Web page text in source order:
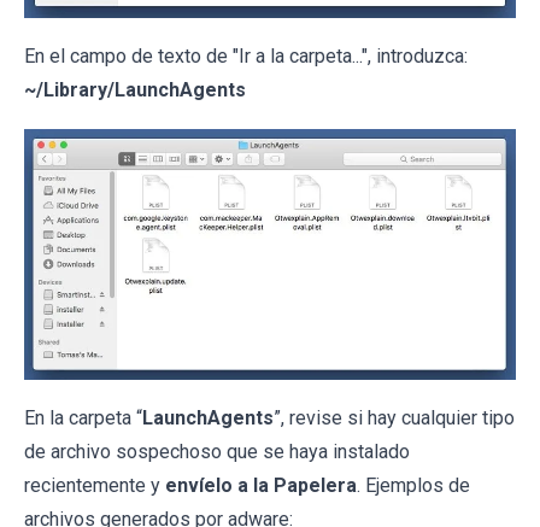
En el campo de texto de "Ir a la carpeta...", introduzca:
~/Library/LaunchAgents
En la carpeta “LaunchAgents”, revise si hay cualquier tipo
de archivo sospechoso que se haya instalado
recientemente y envíelo a la Papelera. Ejemplos de
archivos generados por adware: